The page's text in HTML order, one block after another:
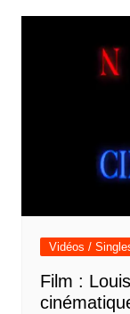
Vidéos /
Film :